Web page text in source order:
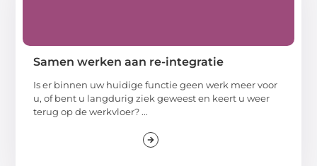
Samen werken aan re-integratie
Is er binnen uw huidige functie geen werk meer voor
u, of bent u langdurig ziek geweest en keert u weer
terug op de werkvloer? ...